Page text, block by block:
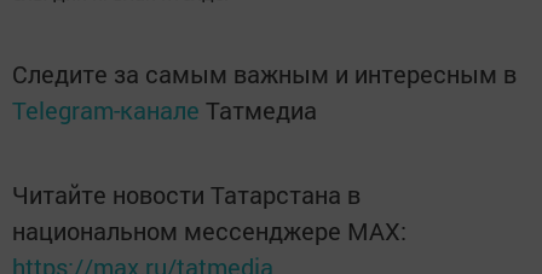
Следите за самым важным и интересным в
Telegram-канале Татмедиа
Читайте новости Татарстана в
национальном мессенджере MАХ:
https://max.ru/tatmedia